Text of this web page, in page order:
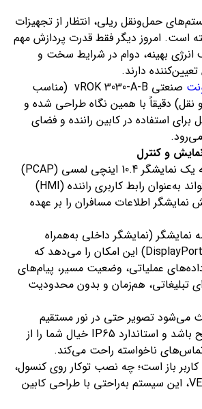
حمل‌ونقل ریلی، انتظار از تجهیزات
است. امروز دیگر فقط قدرت پردازش مهم
بهینه، دوام در شرایط سخت و
دارند.
صنعتی vROK 3030-A-B (مناسب
دقیقاً با همین نگاه طراحی شده و
استفاده در کابین راننده و فضای
و کنترل
به یک نمایشگر 10.4 اینچی لمسی (PCAP)
مجهز شده که هم می‌تواند به‌عنوان رابط کاربری راننده (HMI)
اطلاعات مسافران را بر عهده
نمایشگر (نمایشگر داخلی به‌همراه
خروجی‌های HDMI و DisplayPort) این امکان را می‌دهد که
عملیاتی، وضعیت مسیر، پیام‌های
تبلیغاتی، هم‌زمان و بدون محدودیت
نیت باعث می‌شود تصویر حتی در نور مستقیم
خورشید هم کاملاً واضح باشد و استاندارد IP65 خیال شما را از
تماس‌های ناخواسته راحت می‌کند.
باز است؛ چه نصب توکار روی کنسول،
چه نصب با براکت VESA، این سیستم به‌راحتی با طراحی کابین